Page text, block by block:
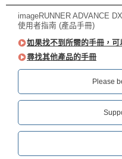
imageRUNNER ADVANCE
使用者指南 (產品手冊)
如果找不到所需的手冊，可
尋找其他產品的手冊
Please